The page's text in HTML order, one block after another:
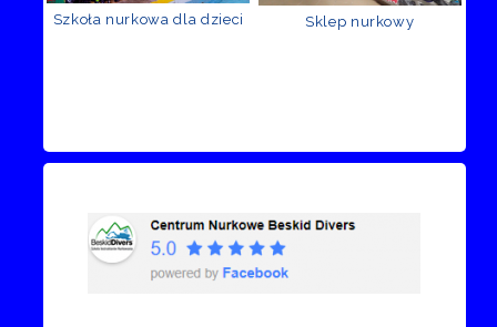
Szkoła nurkowa dla dzieci Sklep nurkowy